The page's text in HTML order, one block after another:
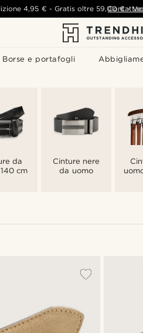
Borse e portafogli
4,95 € - Gratis oltre 59,00 € -
da
cm
Cinture nere
da uomo